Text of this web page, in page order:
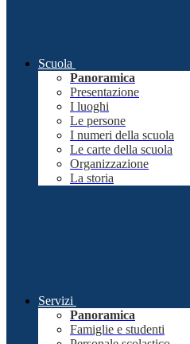
Scuola
Panoramica
Presentazione
I luoghi
Le persone
I numeri della scuola
Le carte della scuola
Organizzazione
La storia
Servizi
Panoramica
Famiglie e studenti